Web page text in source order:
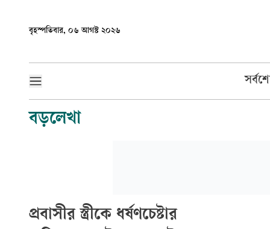
বৃহস্পতিবার, ০৬ আগস্ট ২০২৬
বড়লেখা
প্রবাসীর স্ত্রীকে ধর্ষণচেষ্টার